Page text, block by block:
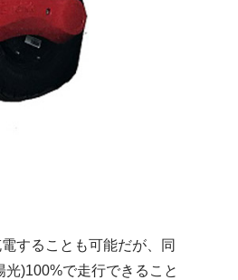
することも可能だが、同
)100%で走行できること